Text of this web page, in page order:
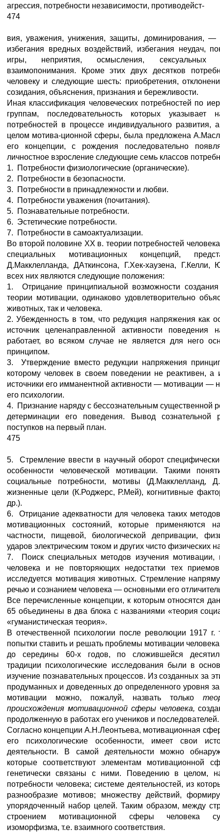
агрессия, потребности независимости, противодейст-
474
вия, уважения, унижения, защиты, доминирования, —
избегания вредных воздействий, избегания неудач,
игры, неприятия, осмысления, сексуальных
взаимопонимания. Кроме этих двух десятков
человеку и следующие шесть: приобретения,
созидания, объяснения, признания и бережливости.
Иная классификация человеческих потребностей по
группам, последовательность которых указывает
потребностей в процессе индивидуального развития,
целом мотива-ционной сферы, была предложена
его концепции, с рождения последовательно
личностное взросление следующие семь классов
1. Потребности физиологические (органические).
2. Потребности в безопасности.
3. Потребности в принадлежности и любви.
4. Потребности уважения (почитания).
5. Познавательные потребности.
6. Эстетические потребности.
7. Потребности в самоактуализации.
Во второй половине XX в. теории потребностей
специальных мотивационных концепций,
Д.Макклелланда, ДАткинсона, Г.Хек-хаузена,
всех них являются следующие положения:
1. Отрицание принципиальной возможности
теории мотивации, одинаково удовлетворительно
животных, так и человека.
2. Убежденность в том, что редукция напряжения как
источник целенаправленной активности поведения
работает, во всяком случае не является для него
принципом.
3. Утверждение вместо редукции напряжения
которому человек в своем поведении не реактивен, а
источники его имманентной активности — мотивации —
его психологии.
4. Признание наряду с бессознательным существенной
детерминации его поведения. Вывод сознательной
поступков на первый план.
475
5. Стремление ввести в научный оборот
особенности человеческой мотивации. Такими
социальные потребности, мотивы (Д.Макклелланд,
жизненные цели (К.Роджерс, Р.Мей), когнитивные
др.).
6. Отрицание адекватности для человека таких
мотивационных состояний, которые применяются
частности, пищевой, биологической депривации,
ударов электрическим током и других чисто физических
7. Поиск специальных методов изучения мотивации,
человека и не повторяющих недостатки тех
исследуется мотивация животных. Стремление
речью и сознанием человека — основными его
Все перечисленные концепции, к которым относятся
65 объединены в два блока с названиями «теория
«гуманистическая теория».
В отечественной психологии после революции 1917 г.
попытки ставить и решать проблемы мотивации
до середины 60-х годов, по сложившейся
традиции психологические исследования были в
изучение познавательных процессов. Из созданных за
продуманных и доведенных до определенного уровня
мотивации можно, пожалуй, назвать только
происхождения мотивационной сферы человека,
продолженную в работах его учеников и последователей.
Согласно концепции А.Н.Леонтьева, мотивационная
его психологические особенности, имеет свои
деятельности. В самой деятельности можно
которые соответствуют элементам мотивационной
генетически связаны с ними. Поведению в целом,
потребности человека; системе деятельностей, из
разнообразие мотивов; множеству действий,
упорядоченный набор целей. Таким образом, между
строением мотивационной сферы человека
изоморфизма, т.е. взаимного соответствия.